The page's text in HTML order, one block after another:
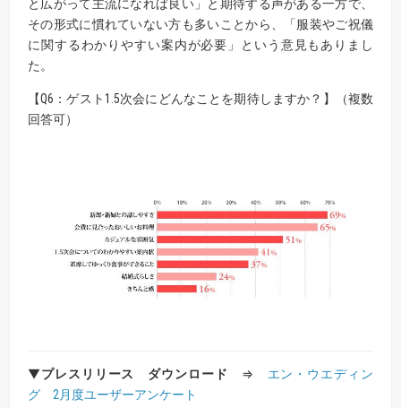
と広がって主流になれば良い」と期待する声がある一方で、
その形式に慣れていない方も多いことから、「服装やご祝儀
に関するわかりやすい案内が必要」という意見もありまし
た。
【Q6：ゲスト1.5次会にどんなことを期待しますか？】（複数
回答可）
▼プレスリリース ダウンロード ⇒ エン・ウエディン
グ 2月度ユーザーアンケート